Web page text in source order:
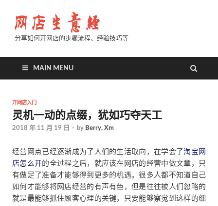
分享如何开网店的步骤流程、经验技巧等
MAIN MENU
开网店入门
灵机一动的点缀，犹如巧夺天工
2018 年 11 月 19 日 - by Berry, Xm
经营网点已经逐渐成为了人们的生活取向，在学会了淘宝网
店怎么开的全过程之后，就应该在网店的经营中做文章，只
有做足了准备才能够得到更多的机遇。很多人都不知道自己
如何才能够将网店经营的有声有色，但是往往被人们忽略的
就是最能够抓住顾客心理的关键，只要能够察觉到这样的细